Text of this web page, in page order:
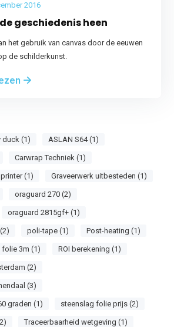
2016
geschiedenis heen
het gebruik van canvas door de eeuwen
de schilderkunst.
duck (1) ASLAN S64 (1)
Carwrap Techniek (1)
(1) Graveerwerk uitbesteden (1)
oraguard 270 (2)
oraguard 2815gf+ (1)
poli-tape (1) Post-heating (1)
3m (1) ROI berekening (1)
(2)
(3)
graden (1) steenslag folie prijs (2)
Traceerbaarheid wetgeving (1)